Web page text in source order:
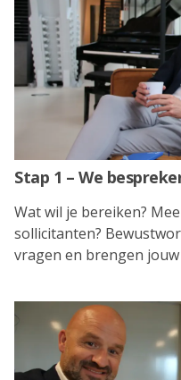
Stap 1 – We
Wat wil je bereiken?
sollicitanten?
vragen en brengen